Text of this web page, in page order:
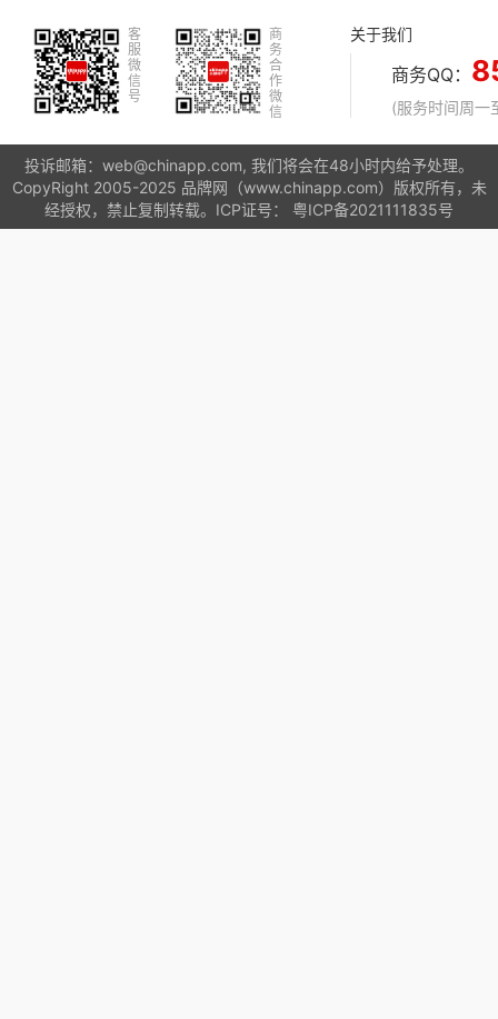
客
服
微
信
号
商
务
合
作
微
信
关于我们
商务QQ：
(服务时间周
投诉邮箱：web@chinapp.com, 我们将会在48小时内给予处理。
CopyRight 2005-2025 品牌网（www.chinapp.com）版权所有，未
经授权，禁止复制转载。ICP证号： 粤ICP备2021111835号